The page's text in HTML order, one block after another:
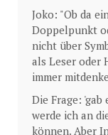
Joko: "Ob da
Doppelpunkt
nicht über
als Leser oder
immer
Die Frage: 'gab
werde ich an
können. Aber